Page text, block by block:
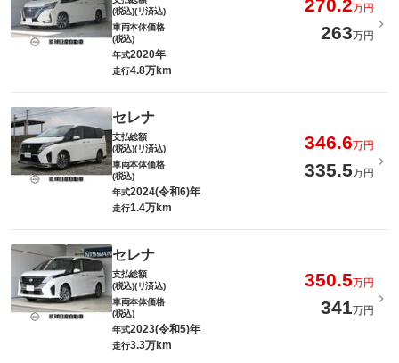
(税込)(リ済込)
270.2万円
車両本体価格
(税込)
263万円
年式2020年
走行4.8万km
セレナ
支払総額
(税込)(リ済込)
346.6万円
車両本体価格
(税込)
335.5万円
年式2024(令和6)年
走行1.4万km
セレナ
支払総額
(税込)(リ済込)
350.5万円
車両本体価格
(税込)
341万円
年式2023(令和5)年
走行3.3万km